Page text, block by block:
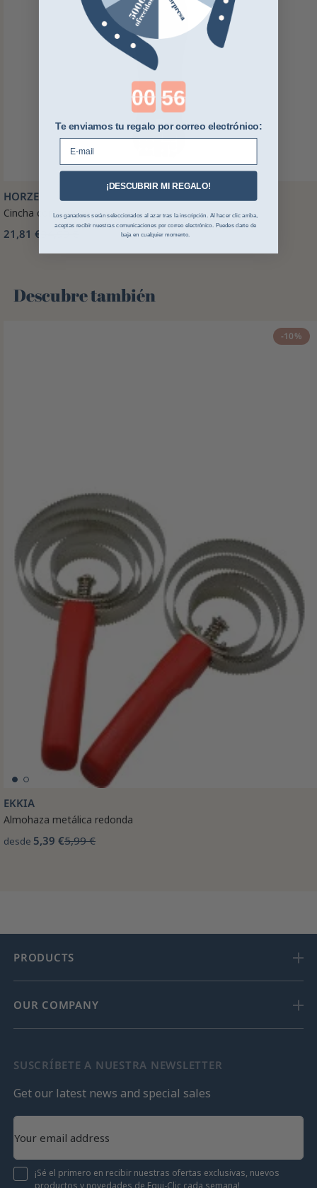
HORZE
Cincha corte en neopreno Horze
21,81 € 34,99 €
Descubre también 🌻
-10%
EKKIA
Almohaza metálica redonda
desde 5,39 €5,99 €
PRODUCTS
OUR COMPANY
SUSCRÍBETE A NUESTRA NEWSLETTER
Get our latest news and special sales
¡Sé el primero en recibir nuestras ofertas exclusivas, nuevos
Countdown ends in:
Te enviamos tu regalo por correo electrónico:
E-mail
¡DESCUBRIR MI REGALO!
Los ganadores serán seleccionados al azar tras la inscripción. Al hacer clic arriba,
aceptas recibir nuestras comunicaciones por correo electrónico. Puedes darte de
baja en cualquier momento.